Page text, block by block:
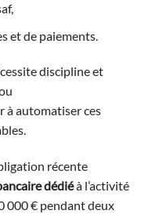
et de paiements.
discipline et
automatiser ces
récente
dédiéà l’activité
000 € pendant deux